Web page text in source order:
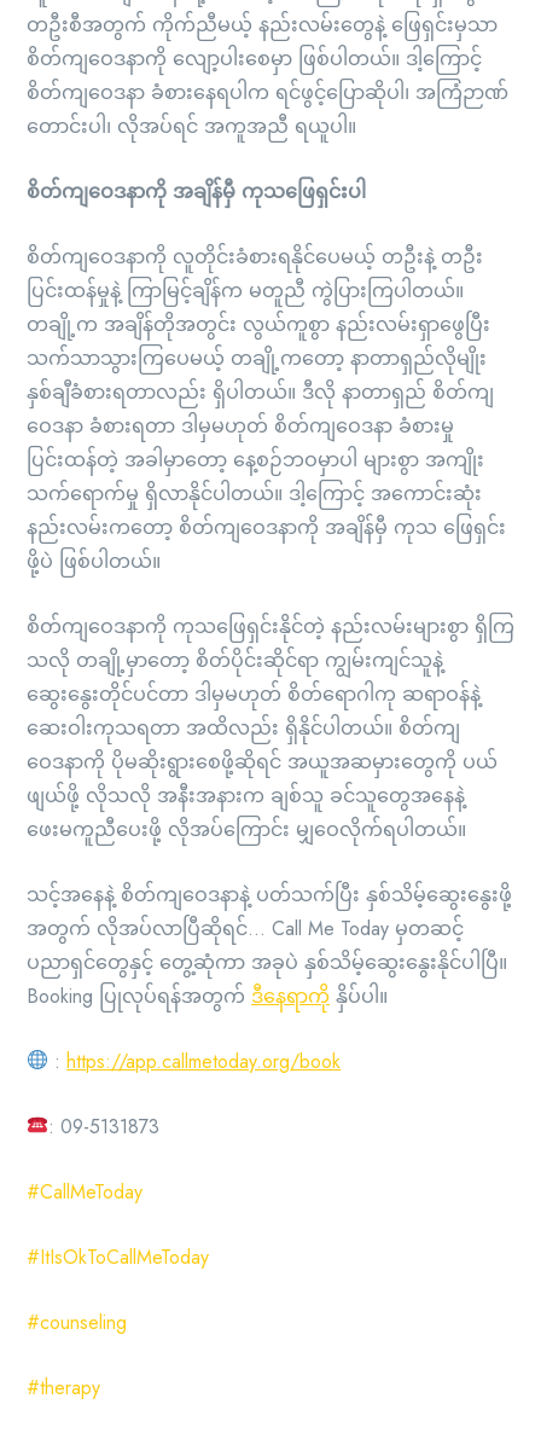
တဦးစီအတွက် ကိုက်ညီမယ့် နည်းလမ်းတွေနဲ့ ဖြေရှင်းမှသာ
စိတ်ကျဝေဒနာကို လျော့ပါးစေမှာ ဖြစ်ပါတယ်။ ဒါ့ကြောင့်
စိတ်ကျဝေဒနာ ခံစားနေရပါက ရင်ဖွင့်ပြောဆိုပါ၊ အကြံဉာဏ်
တောင်းပါ၊ လိုအပ်ရင် အကူအညီ ရယူပါ။
စိတ်ကျဝေဒနာကို အချိန်မှီ ကုသဖြေရှင်းပါ
စိတ်ကျဝေဒနာကို လူတိုင်းခံစားရနိုင်ပေမယ့် တဦးနဲ့ တဦး
ပြင်းထန်မှုနဲ့ ကြာမြင့်ချိန်က မတူညီ ကွဲပြားကြပါတယ်။
တချို့က အချိန်တိုအတွင်း လွယ်ကူစွာ နည်းလမ်းရှာဖွေပြီး
သက်သာသွားကြပေမယ့် တချို့ကတော့ နာတာရှည်လိုမျိုး
နှစ်ချီခံစားရတာလည်း ရှိပါတယ်။ ဒီလို နာတာရှည် စိတ်ကျ
ဝေဒနာ ခံစားရတာ ဒါမှမဟုတ် စိတ်ကျဝေဒနာ ခံစားမှု
ပြင်းထန်တဲ့ အခါမှာတော့ နေ့စဉ်ဘဝမှာပါ များစွာ အကျိုး
သက်ရောက်မှု ရှိလာနိုင်ပါတယ်။ ဒါ့ကြောင့် အကောင်းဆုံး
နည်းလမ်းကတော့ စိတ်ကျဝေဒနာကို အချိန်မှီ ကုသ ဖြေရှင်း
ဖို့ပဲ ဖြစ်ပါတယ်။
စိတ်ကျဝေဒနာကို ကုသဖြေရှင်းနိုင်တဲ့ နည်းလမ်းများစွာ ရှိကြ
သလို တချို့မှာတော့ စိတ်ပိုင်းဆိုင်ရာ ကျွမ်းကျင်သူနဲ့
ဆွေးနွေးတိုင်ပင်တာ ဒါမှမဟုတ် စိတ်ရောဂါကု ဆရာဝန်နဲ့
ဆေးဝါးကုသရတာ အထိလည်း ရှိနိုင်ပါတယ်။ စိတ်ကျ
ဝေဒနာကို ပိုမဆိုးရွားစေဖို့ဆိုရင် အယူအဆမှားတွေကို ပယ်
ဖျယ်ဖို့ လိုသလို အနီးအနားက ချစ်သူ ခင်သူတွေအနေနဲ့
ဖေးမကူညီပေးဖို့ လိုအပ်ကြောင်း မျှဝေလိုက်ရပါတယ်။
သင့်အနေနဲ့ စိတ်ကျဝေဒနာနဲ့ ပတ်သက်ပြီး နှစ်သိမ့်ဆွေးနွေးဖို့
အတွက် လိုအပ်လာပြီဆိုရင်… Call Me Today မှတဆင့်
ပညာရှင်တွေနှင့် တွေ့ဆုံကာ အခုပဲ နှစ်သိမ့်ဆွေးနွေးနိုင်ပါပြီ။
Booking ပြုလုပ်ရန်အတွက် ဒီနေရာကို နှိပ်ပါ။
:https://app.callmetoday.org/book
: 09-5131873
#CallMeToday
#ItIsOkToCallMeToday
#counseling
#therapy